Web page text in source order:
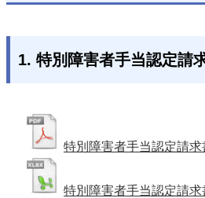
1. 特別障害者手当認定請
特別障害者手当認定請求
特別障害者手当認定請求